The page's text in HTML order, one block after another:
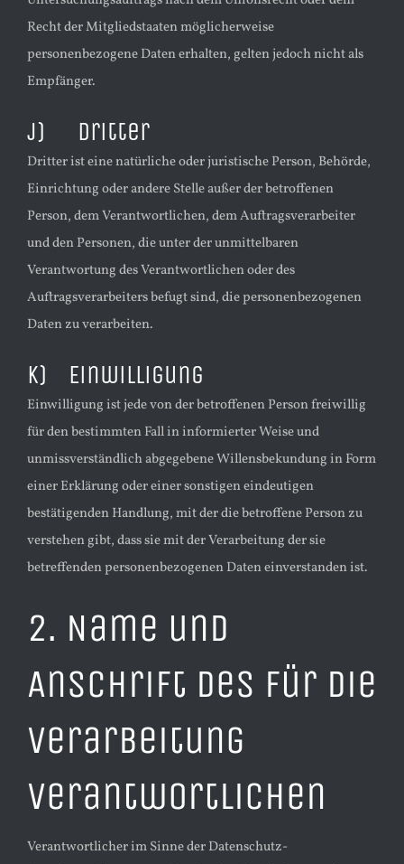
Recht der Mitgliedstaaten möglicherweise
personenbezogene Daten erhalten, gelten jedoch nicht als
Empfänger.
j) Dritter
Dritter ist eine natürliche oder juristische Person, Behörde,
Einrichtung oder andere Stelle außer der betroffenen
Person, dem Verantwortlichen, dem Auftragsverarbeiter
und den Personen, die unter der unmittelbaren
Verantwortung des Verantwortlichen oder des
Auftragsverarbeiters befugt sind, die personenbezogenen
Daten zu verarbeiten.
k) Einwilligung
Einwilligung ist jede von der betroffenen Person freiwillig
für den bestimmten Fall in informierter Weise und
unmissverständlich abgegebene Willensbekundung in Form
einer Erklärung oder einer sonstigen eindeutigen
bestätigenden Handlung, mit der die betroffene Person zu
verstehen gibt, dass sie mit der Verarbeitung der sie
betreffenden personenbezogenen Daten einverstanden ist.
2. Name und
Anschrift des für die
Verarbeitung
Verantwortlichen
Verantwortlicher im Sinne der Datenschutz-